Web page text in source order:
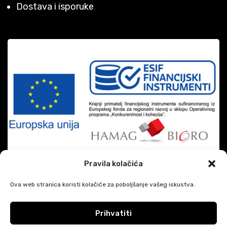
Pravila kolačića
Ova web stranica koristi kolačiće za poboljšanje vašeg iskustva.
Prihvatiti
Dostava i isporuke